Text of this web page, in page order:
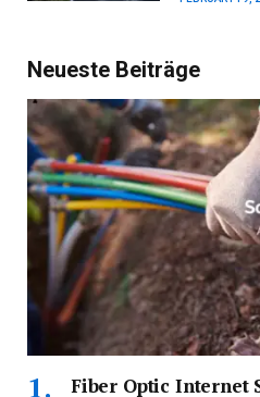
Neueste Beiträge
Fiber Optic Internet